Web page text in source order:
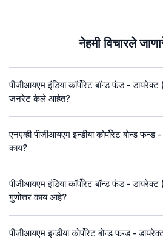
नेहमी विचारले
पीजीआयएम इंडिया कॉर्पोरेट बॉन्ड फंड - डायरेक्ट
जनरेट केले आहेत?
एनएव्ही पीजीआयएम इन्डीया कोर्पोरेट बोन्ड
काय?
पीजीआयएम इंडिया कॉर्पोरेट बॉन्ड फंड - डायरेक्ट
गुणोत्तर काय आहे?
पीजीआयएम इन्डीया कोर्पोरेट बोन्ड फन्ड -